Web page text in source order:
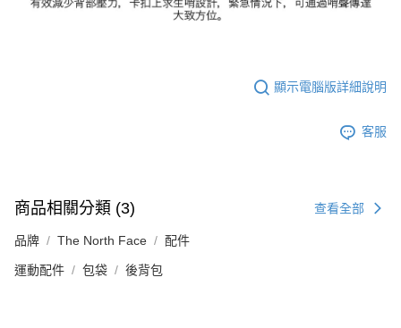
顯示電腦版詳細說明
客服
商品相關分類 (3) 查看全部
品牌 The North Face 配件
運動配件 包袋 後背包